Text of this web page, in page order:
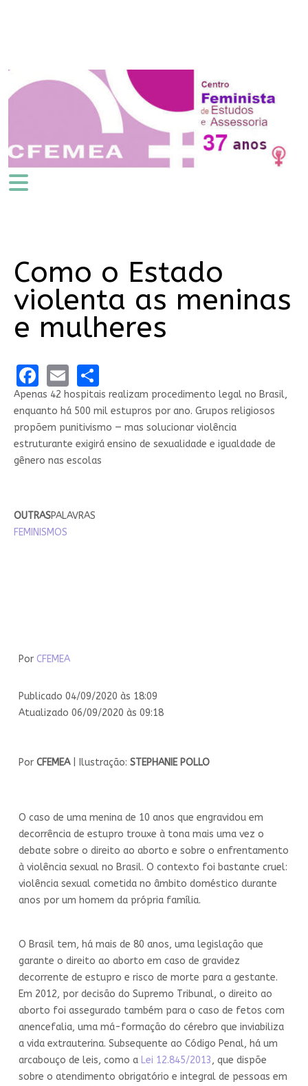
Como o Estado
violenta as meninas
e mulheres
Facebook
EmailShare
Apenas 42 hospitais realizam procedimento legal no Brasil,
enquanto há 500 mil estupros por ano. Grupos religiosos
propõem punitivismo — mas solucionar violência
estruturante exigirá ensino de sexualidade e igualdade de
gênero nas escolas
OUTRASPALAVRAS
FEMINISMOS
Por CFEMEA
Publicado 04/09/2020 às 18:09
Atualizado 06/09/2020 às 09:18
Por CFEMEA | Ilustração: STEPHANIE POLLO
O caso de uma menina de 10 anos que engravidou em
decorrência de estupro trouxe à tona mais uma vez o
debate sobre o direito ao aborto e sobre o enfrentamento
à violência sexual no Brasil. O contexto foi bastante cruel:
violência sexual cometida no âmbito doméstico durante
anos por um homem da própria família.
O Brasil tem, há mais de 80 anos, uma legislação que
garante o direito ao aborto em caso de gravidez
decorrente de estupro e risco de morte para a gestante.
Em 2012, por decisão do Supremo Tribunal, o direito ao
aborto foi assegurado também para o caso de fetos com
anencefalia, uma má-formação do cérebro que inviabiliza
a vida extrauterina. Subsequente ao Código Penal, há um
arcabouço de leis, como a Lei 12.845/2013, que dispõe
sobre o atendimento obrigatório e integral de pessoas em